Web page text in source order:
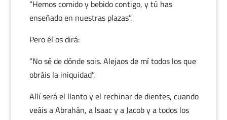
“Hemos comido y bebido contigo, y tú has
enseñado en nuestras plazas”.
Pero él os dirá:
“No sé de dónde sois. Alejaos de mí todos los que
obráis la iniquidad”.
Allí será el llanto y el rechinar de dientes, cuando
veáis a Abrahán, a lsaac y a Jacob y a todos los